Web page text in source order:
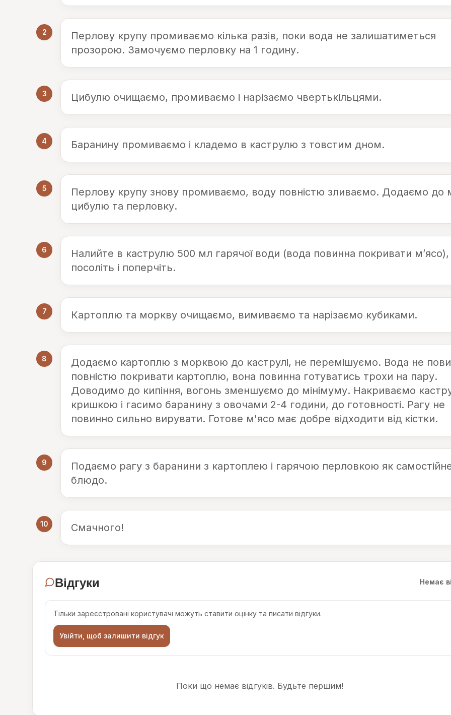
2
Перлову крупу промиваємо кілька разів, поки вода не залишатиметься
прозорою. Замочуємо перловку на 1 годину.
3 Цибулю очищаємо, промиваємо і нарізаємо чвертькільцями.
4 Баранину промиваємо і кладемо в каструлю з товстим дном.
5
Перлову крупу знову промиваємо, воду повністю зливаємо. Додаємо до
цибулю та перловку.
6
Налийте в каструлю 500 мл гарячої води (вода повинна покривати м’ясо),
посоліть і поперчіть.
7 Картоплю та моркву очищаємо, вимиваємо та нарізаємо кубиками.
8
Додаємо картоплю з морквою до каструлі, не перемішуємо. Вода не
повністю покривати картоплю, вона повинна готуватись трохи на пару.
Доводимо до кипіння, вогонь зменшуємо до мінімуму. Накриваємо
кришкою і гасимо баранину з овочами 2-4 години, до готовності. Рагу не
повинно сильно вирувати. Готове м'ясо має добре відходити від кістки.
9
Подаємо рагу з баранини з картоплею і гарячою перловкою як
блюдо.
10 Смачного!
Відгуки Немає
Тільки зареєстровані користувачі можуть ставити оцінку та писати відгуки.
Увійти, щоб залишити відгук
Поки що немає відгуків. Будьте першим!